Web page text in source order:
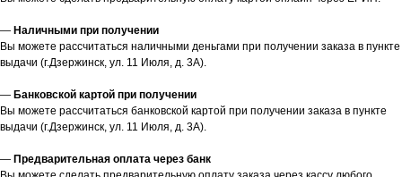
— Наличными при получении
Вы можете рассчитаться наличными деньгами при получении заказа в пункте
выдачи (г.Дзержинск, ул. 11 Июля, д. 3А).
— Банковской картой при получении
Вы можете рассчитаться банковской картой при получении заказа в пункте
выдачи (г.Дзержинск, ул. 11 Июля, д. 3А).
— Предварительная оплата через банк